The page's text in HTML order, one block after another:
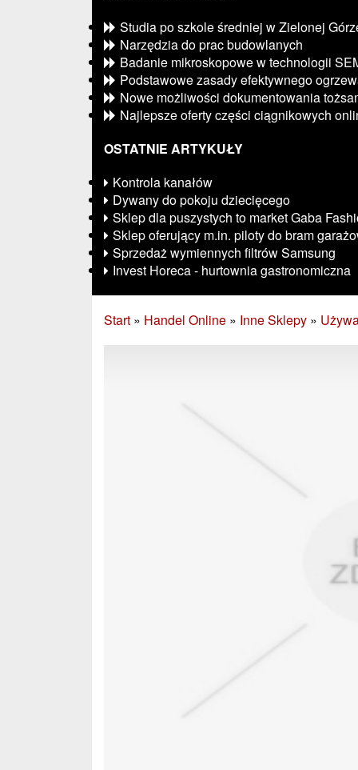
Studia po szkole średniej w Zielonej
Narzędzia do prac budowlanych
Badanie mikroskopowe w technologii
Podstawowe zasady efektywnego
Nowe możliwości dokumentowania
Najlepsze oferty części ciągnikowych
OSTATNIE ARTYKUŁY
Kontrola kanałów
Dywany do pokoju dziecięcego
Sklep dla puszystych to market Gaba
Sklep oferujący m.in. piloty do bram
Sprzedaż wymiennych filtrów Samsung
Invest Horeca - hurtownia gastronomiczna
Start » Handel Online » Inne Sklepy »